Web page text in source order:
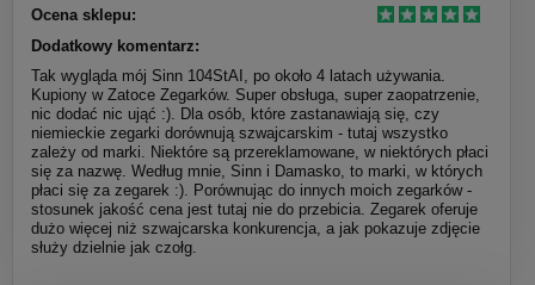
Ocena sklepu:
Dodatkowy komentarz:
Tak wygląda mój Sinn 104StAI, po około 4 latach używania.
Kupiony w Zatoce Zegarków. Super obsługa, super zaopatrzenie,
nic dodać nic ująć :). Dla osób, które zastanawiają się, czy
niemieckie zegarki dorównują szwajcarskim - tutaj wszystko
zależy od marki. Niektóre są przereklamowane, w niektórych płaci
się za nazwę. Według mnie, Sinn i Damasko, to marki, w których
płaci się za zegarek :). Porównując do innych moich zegarków -
stosunek jakość cena jest tutaj nie do przebicia. Zegarek oferuje
dużo więcej niż szwajcarska konkurencja, a jak pokazuje zdjęcie
służy dzielnie jak czołg.